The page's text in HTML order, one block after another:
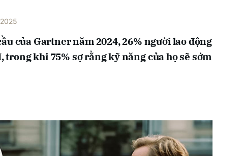
của Gartner năm 2024, 26% người lao động
trong khi 75% sợ rằng kỹ năng của họ sẽ sớm